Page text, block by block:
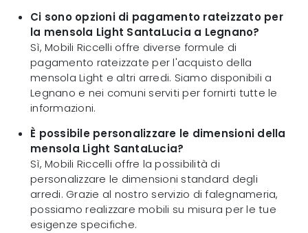
Ci sono opzioni di pagamento rateizzato per
la mensola Light SantaLucia a Legnano?
Sì, Mobili Riccelli offre diverse formule di
pagamento rateizzate per l'acquisto della
mensola Light e altri arredi. Siamo disponibili a
Legnano e nei comuni serviti per fornirti tutte le
informazioni.
È possibile personalizzare le dimensioni della
mensola Light SantaLucia?
Sì, Mobili Riccelli offre la possibilità di
personalizzare le dimensioni standard degli
arredi. Grazie al nostro servizio di falegnameria,
possiamo realizzare mobili su misura per le tue
esigenze specifiche.